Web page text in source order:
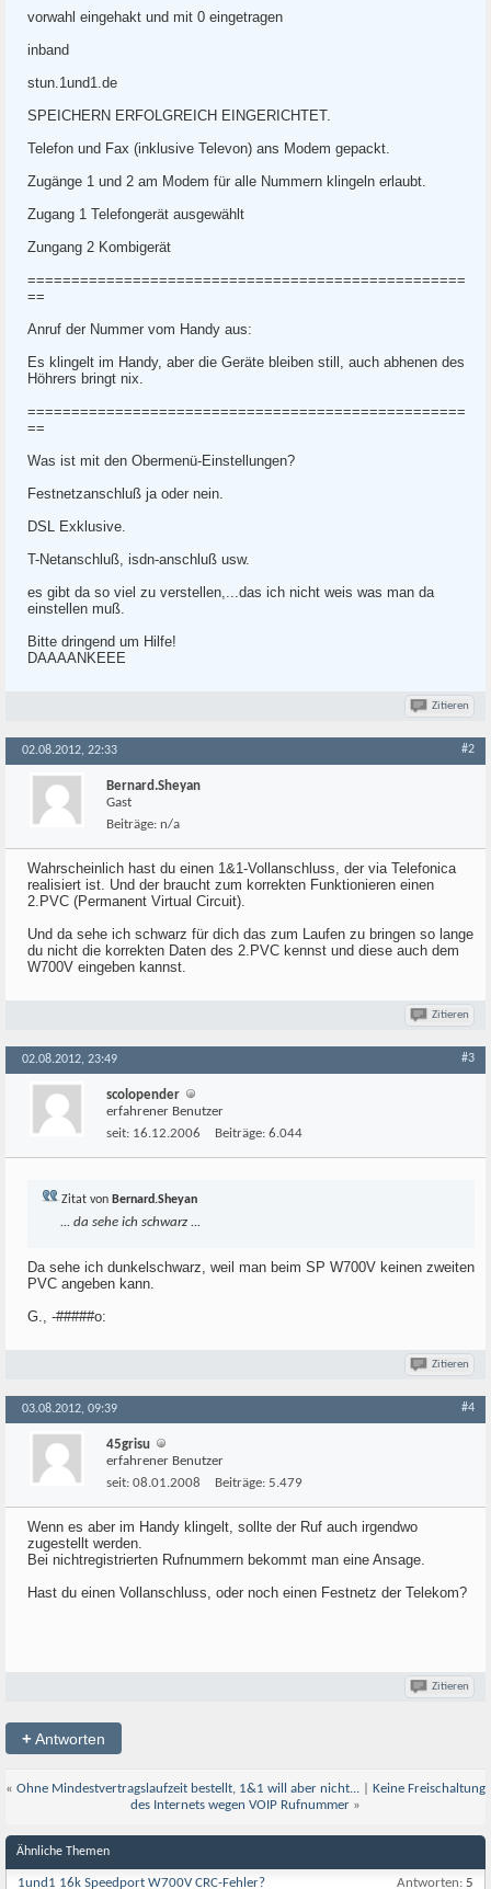
vorwahl eingehakt und mit 0 eingetragen
inband
stun.1und1.de
SPEICHERN ERFOLGREICH EINGERICHTET.
Telefon und Fax (inklusive Televon) ans Modem gepackt.
Zugänge 1 und 2 am Modem für alle Nummern klingeln erlaubt.
Zugang 1 Telefongerät ausgewählt
Zungang 2 Kombigerät
==================================================
==
Anruf der Nummer vom Handy aus:
Es klingelt im Handy, aber die Geräte bleiben still, auch abhenen des
Höhrers bringt nix.
==================================================
==
Was ist mit den Obermenü-Einstellungen?
Festnetzanschluß ja oder nein.
DSL Exklusive.
T-Netanschluß, isdn-anschluß usw.
es gibt da so viel zu verstellen,...das ich nicht weis was man da
einstellen muß.
Bitte dringend um Hilfe!
DAAAANKEEE
Zitieren
02.08.2012, 22:33 #2
Bernard.Sheyan
Gast
Beiträge: n/a
Wahrscheinlich hast du einen 1&1-Vollanschluss, der via Telefonica
realisiert ist. Und der braucht zum korrekten Funktionieren einen
2.PVC (Permanent Virtual Circuit).
Und da sehe ich schwarz für dich das zum Laufen zu bringen so lange
du nicht die korrekten Daten des 2.PVC kennst und diese auch dem
W700V eingeben kannst.
Zitieren
02.08.2012, 23:49 #3
scolopender
erfahrener Benutzer
seit: 16.12.2006 Beiträge: 6.044
Zitat von Bernard.Sheyan
... da sehe ich schwarz ...
Da sehe ich dunkelschwarz, weil man beim SP W700V keinen zweiten
PVC angeben kann.
G., -#####o:
Zitieren
03.08.2012, 09:39 #4
45grisu
erfahrener Benutzer
seit: 08.01.2008 Beiträge: 5.479
Wenn es aber im Handy klingelt, sollte der Ruf auch irgendwo
zugestellt werden.
Bei nichtregistrierten Rufnummern bekommt man eine Ansage.
Hast du einen Vollanschluss, oder noch einen Festnetz der Telekom?
Zitieren
+Antworten
« Ohne Mindestvertragslaufzeit bestellt, 1&1 will aber nicht...
Keine Freischaltung
des Internets wegen VOIP Rufnummer »
Ähnliche Themen
1und1 16k Speedport W700V CRC-Fehler? Antworten: 5